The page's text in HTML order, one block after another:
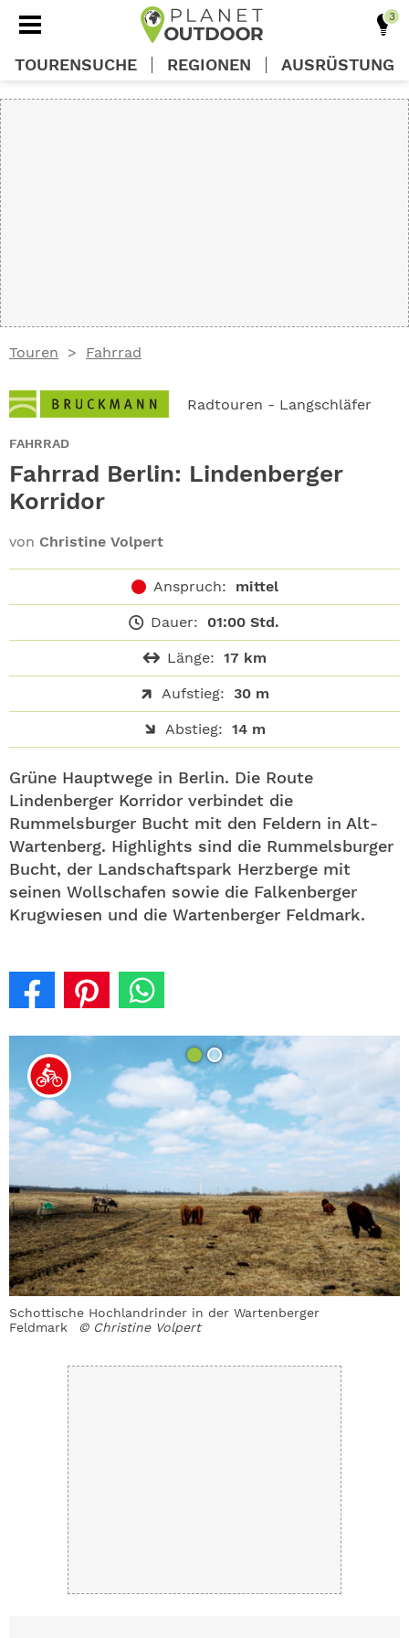
Touren Fahrrad
Radtouren - Langschläfer
FAHRRAD
Fahrrad Berlin: Lindenberger
Korridor
von Christine Volpert
Anspruch: mittel
Dauer: 01:00 Std.
Länge: 17 km
Aufstieg: 30 m
Abstieg: 14 m
Grüne Hauptwege in Berlin. Die Route
Lindenberger Korridor verbindet die
Rummelsburger Bucht mit den Feldern in Alt-
Wartenberg. Highlights sind die Rummelsburger
Bucht, der Landschaftspark Herzberge mit
seinen Wollschafen sowie die Falkenberger
Krugwiesen und die Wartenberger Feldmark.
Schottische Hochlandrinder in der Wartenberger
Feldmark
© Christine Volpert
TOURENSUCHE REGIONEN AUSRÜSTUNG
ABO
GEWINNEN
NEWSLETTER
SHOP